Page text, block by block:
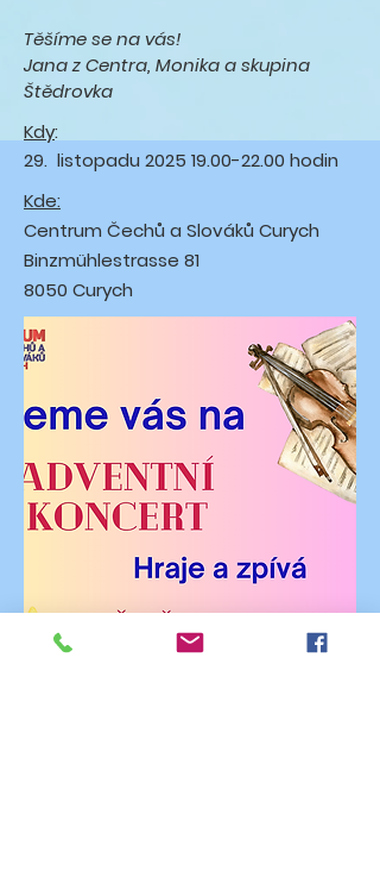
Těšíme se na vás!
Jana z Centra, Monika a skupina
Štědrovka
Kdy:
29. listopadu 2025 19.00-22.00 hodin
Kde:
Centrum Čechů a Slováků Curych
Binzmühlestrasse 81
8050 Curych